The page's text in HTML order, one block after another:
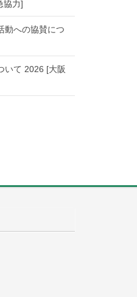
協力]
動への協賛につ
いて 2026 [大阪